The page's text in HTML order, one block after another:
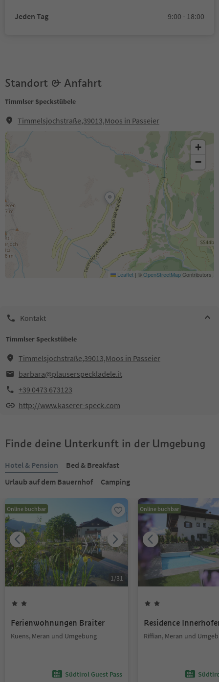
Jeden Tag 9:00 - 18:00
Standort & Anfahrt
Timmlser Speckstübele
Timmelsjochstraße,39013,Moos in Passeier
+
−
Leaflet | ©OpenStreetMapContributors
Kontakt
Timmlser Speckstübele
Timmelsjochstraße,39013,Moos in Passeier
barbara@plauserspeckladele.it
+39 0473 673123
http://www.kaserer-speck.com
Finde deine Unterkunft in der Umgebung
Hotel & Pension
Bed & Breakfast
Urlaub auf dem Bauernhof
Camping
Online buchbar
1/31
Ferienwohnungen Braiter
Kuens, Meran und Umgebung
Südtirol Guest Pass
Online buchbar
Residence
Riffian, Meran und